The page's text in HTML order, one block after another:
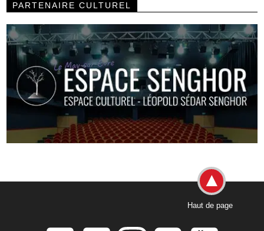
PARTENAIRE CULTUREL
Haut de page